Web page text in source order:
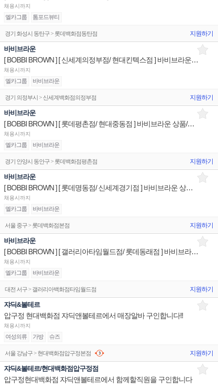
채용시까지
엘카그룹 톰포드뷰티
경기 화성시 동탄구 > 롯데백화점동탄점 지원하기
바비브라운
[ BOBBI BROWN ] [ 신세계의정부점/ 현대킨텍스점 ] 바비브라운 상품/진열/지원 매장판매사원
채용시까지
엘카그룹 바비브라운
경기 의정부시 > 신세계백화점의정부점 지원하기
바비브라운
[ BOBBI BROWN ] [ 롯데평촌점/ 현대중동점 ] 바비브라운 상품/진열/지원 매장판매사원
채용시까지
엘카그룹 바비브라운
경기 안양시 동안구 > 롯데백화점평촌점 지원하기
바비브라운
[ BOBBI BROWN ] [ 롯데명동점/ 신세계경기점 ] 바비브라운 상품/진열/지원 매장판매사원
채용시까지
엘카그룹 바비브라운
서울 중구 > 롯데백화점본점 지원하기
바비브라운
[ BOBBI BROWN ] [ 갤러리아타임월드점/ 롯데동래점 ] 바비브라운 상품/진열/지원 매장판매사원
채용시까지
엘카그룹 바비브라운
대전 서구 > 갤러리아백화점타임월드점 지원하기
쟈딕&볼테르
압구정 현대백화점 쟈딕앤볼테르에서 매장알바 구인합니다!!
채용시까지
여성의류 가방 슈즈
서울 강남구 > 현대백화점압구정본점 지원하기
쟈딕&볼테르/현대백화점압구정점
압구정현대백화점 쟈딕앤볼테르에서 함께할직원을 구인합니다